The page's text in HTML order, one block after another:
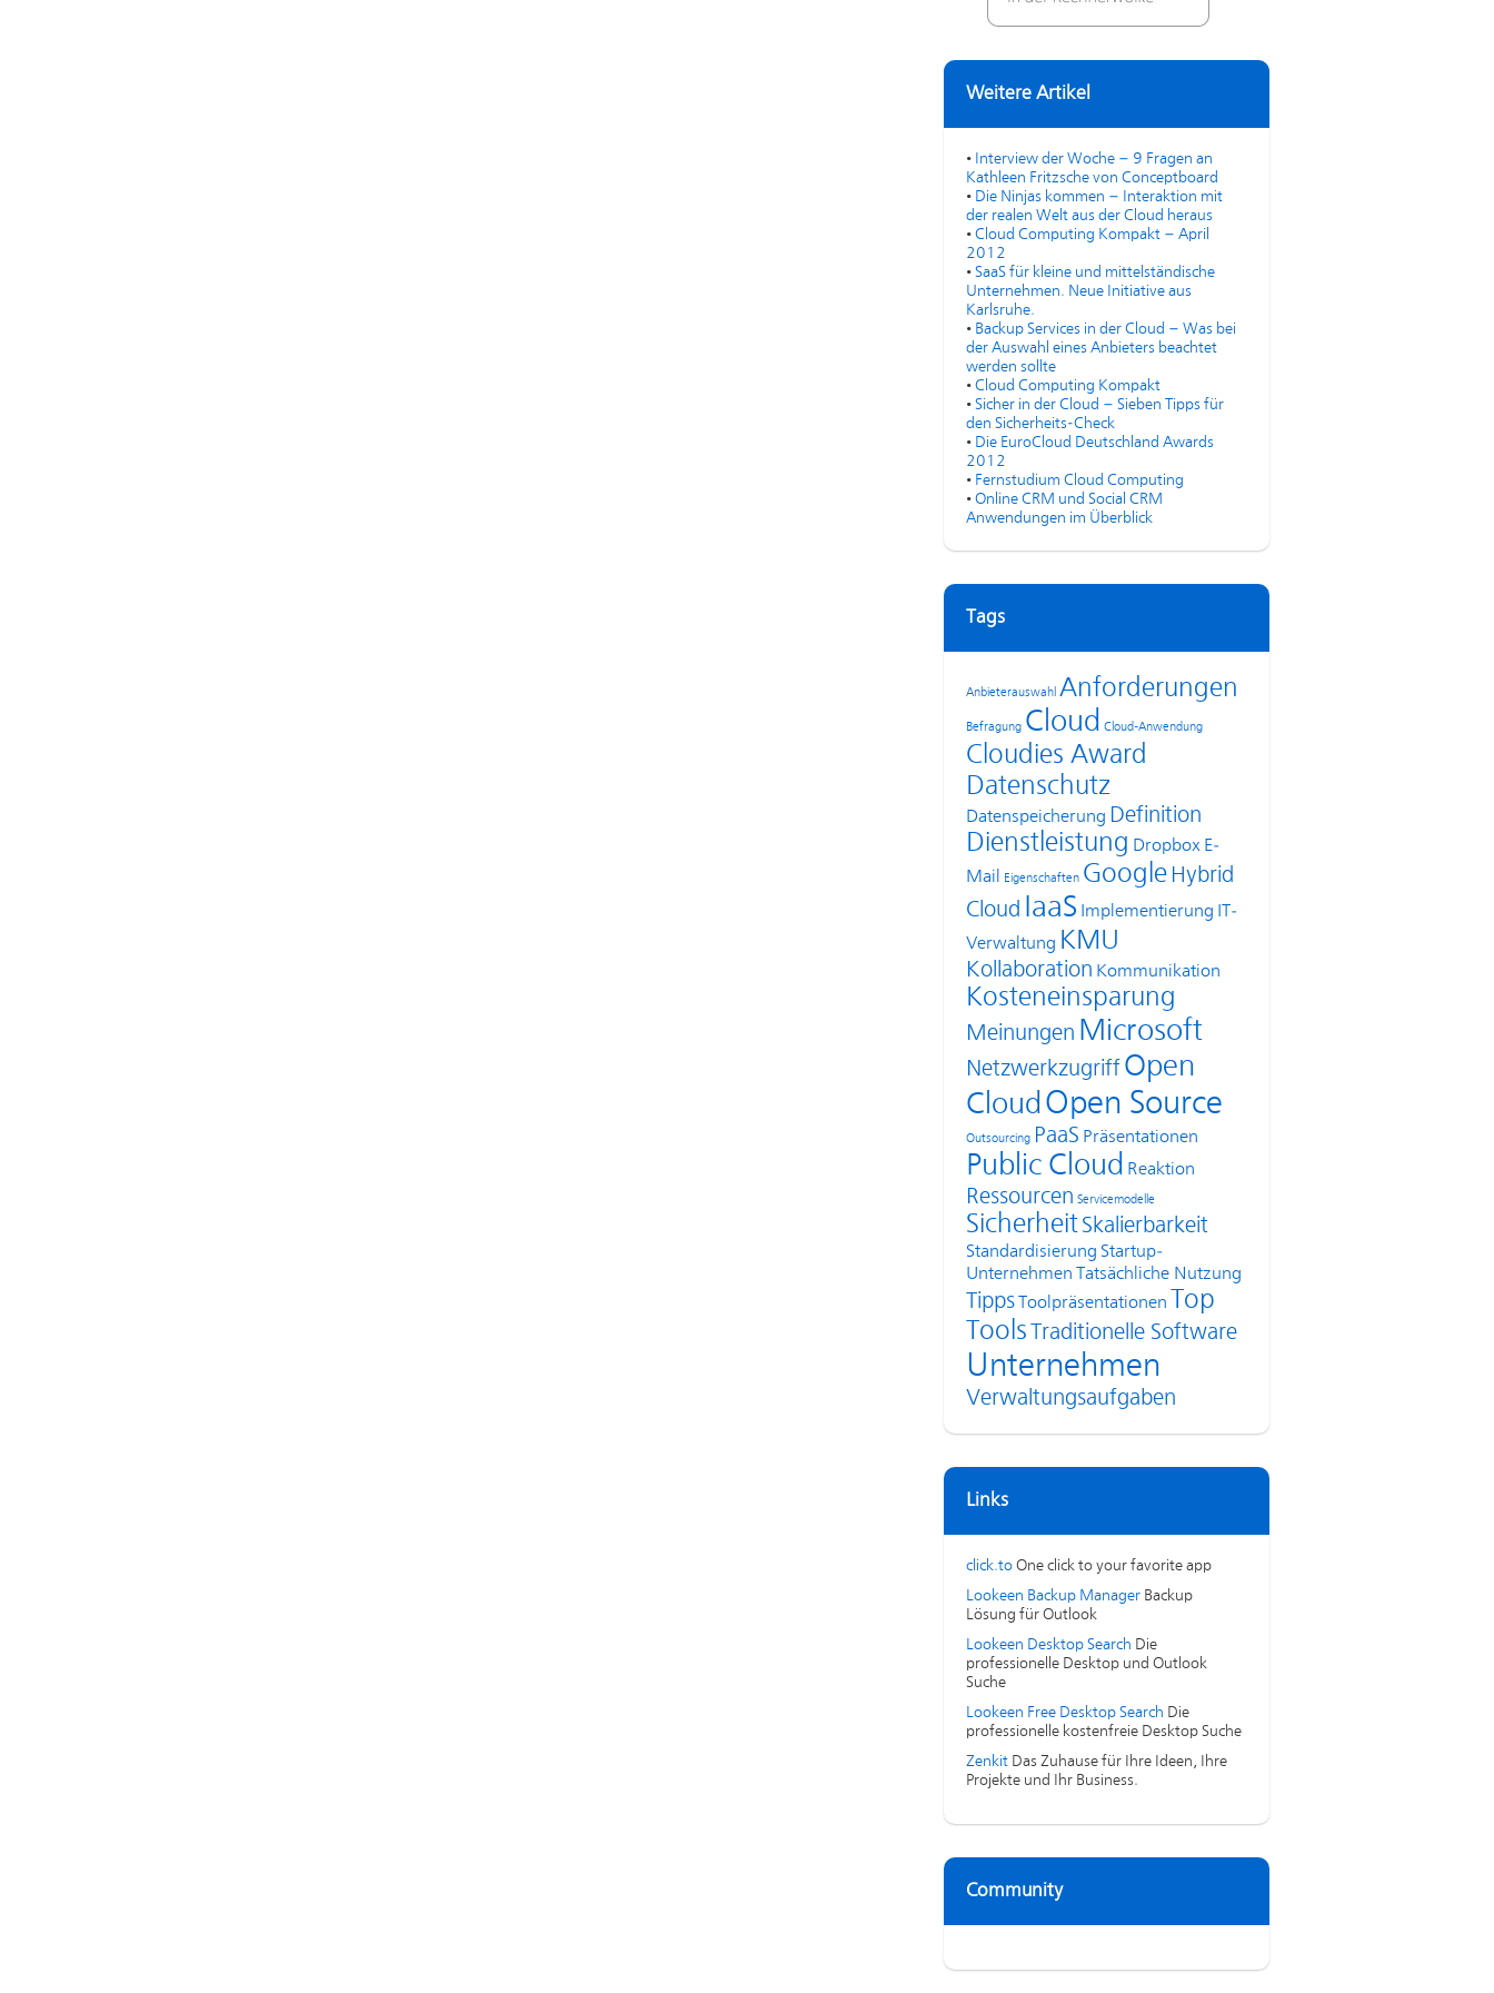
Weitere Artikel
• Interview der Woche – 9 Fragen an
Kathleen Fritzsche von Conceptboard
• Die Ninjas kommen – Interaktion mit
der realen Welt aus der Cloud heraus
• Cloud Computing Kompakt – April
2012
• SaaS für kleine und mittelständische
Unternehmen. Neue Initiative aus
Karlsruhe.
• Backup Services in der Cloud – Was bei
der Auswahl eines Anbieters beachtet
werden sollte
• Cloud Computing Kompakt
• Sicher in der Cloud – Sieben Tipps für
den Sicherheits-Check
• Die EuroCloud Deutschland Awards
2012
• Fernstudium Cloud Computing
• Online CRM und Social CRM
Anwendungen im Überblick
Tags
Anbieterauswahl Anforderungen
Befragung Cloud Cloud-Anwendung
Cloudies Award
Datenschutz
Datenspeicherung Definition
Dienstleistung Dropbox E-
Mail
Eigenschaften Google Hybrid
Cloud
IaaS Implementierung
IT-
Verwaltung KMU
Kollaboration Kommunikation
Kosteneinsparung
Meinungen Microsoft
Netzwerkzugriff Open
Cloud Open Source
Outsourcing PaaS Präsentationen
Public Cloud Reaktion
Ressourcen Servicemodelle
Sicherheit Skalierbarkeit
Standardisierung Startup-
Unternehmen
Tatsächliche Nutzung
Tipps Toolpräsentationen
Top
Tools
Traditionelle Software
Unternehmen
Verwaltungsaufgaben
Links
click.toOne click to your favorite app
Lookeen Backup ManagerBackup
Lösung für Outlook
Lookeen Desktop Search Die
professionelle Desktop und Outlook
Suche
Lookeen Free Desktop Search Die
professionelle kostenfreie Desktop Suche
ZenkitDas Zuhause für Ihre Ideen, Ihre
Projekte und Ihr Business.
Community